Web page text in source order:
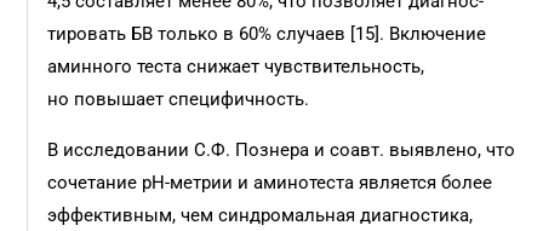
тировать БВ только в 60% случаев [15]. Включение
аминного теста снижает чувствительность,
но повышает специфичность.
В исследовании С.Ф. Познера и соавт. выявлено, что
сочетание pH-метрии и аминотеста является более
эффективным, чем синдромальная диагностика,